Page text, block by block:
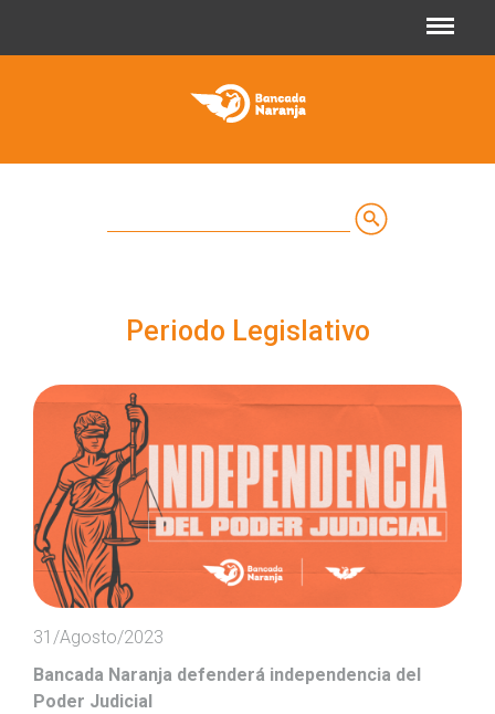
búsqueda
Periodo Legislativo
31/Agosto/2023
Bancada Naranja defenderá independencia del
Poder Judicial